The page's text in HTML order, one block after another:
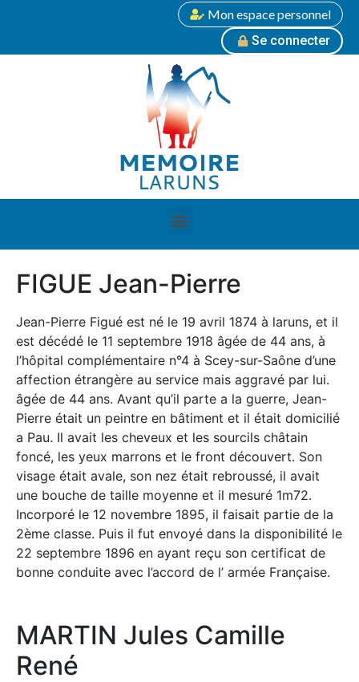
Mon espace personnel
Se connecter
FIGUE Jean-Pierre
Jean-Pierre Figué est né le 19 avril 1874 à laruns, et il
est décédé le 11 septembre 1918 âgée de 44 ans, à
l’hôpital complémentaire n°4 à Scey-sur-Saône d’une
affection étrangère au service mais aggravé par lui.
âgée de 44 ans. Avant qu’il parte a la guerre, Jean-
Pierre était un peintre en bâtiment et il était domicilié
a Pau. Il avait les cheveux et les sourcils châtain
foncé, les yeux marrons et le front découvert. Son
visage était avale, son nez était rebroussé, il avait
une bouche de taille moyenne et il mesuré 1m72.
Incorporé le 12 novembre 1895, il faisait partie de la
2ème classe. Puis il fut envoyé dans la disponibilité le
22 septembre 1896 en ayant reçu son certificat de
bonne conduite avec l’accord de l’ armée Française.
MARTIN Jules Camille
René